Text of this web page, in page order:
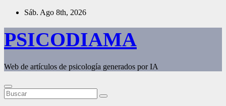
Saltar
contenido
Sáb. Ago 8th, 2026
PSICODIAMA
Web de artículos de psicología generados por IA